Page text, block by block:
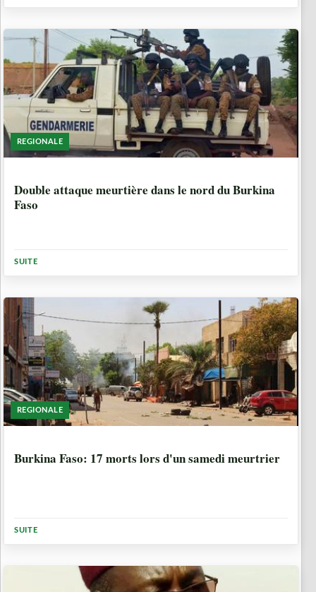
REGIONALE
Double attaque meurtière dans le nord du Burkina
Faso
SUITE
REGIONALE
Burkina Faso: 17 morts lors d'un samedi meurtrier
SUITE